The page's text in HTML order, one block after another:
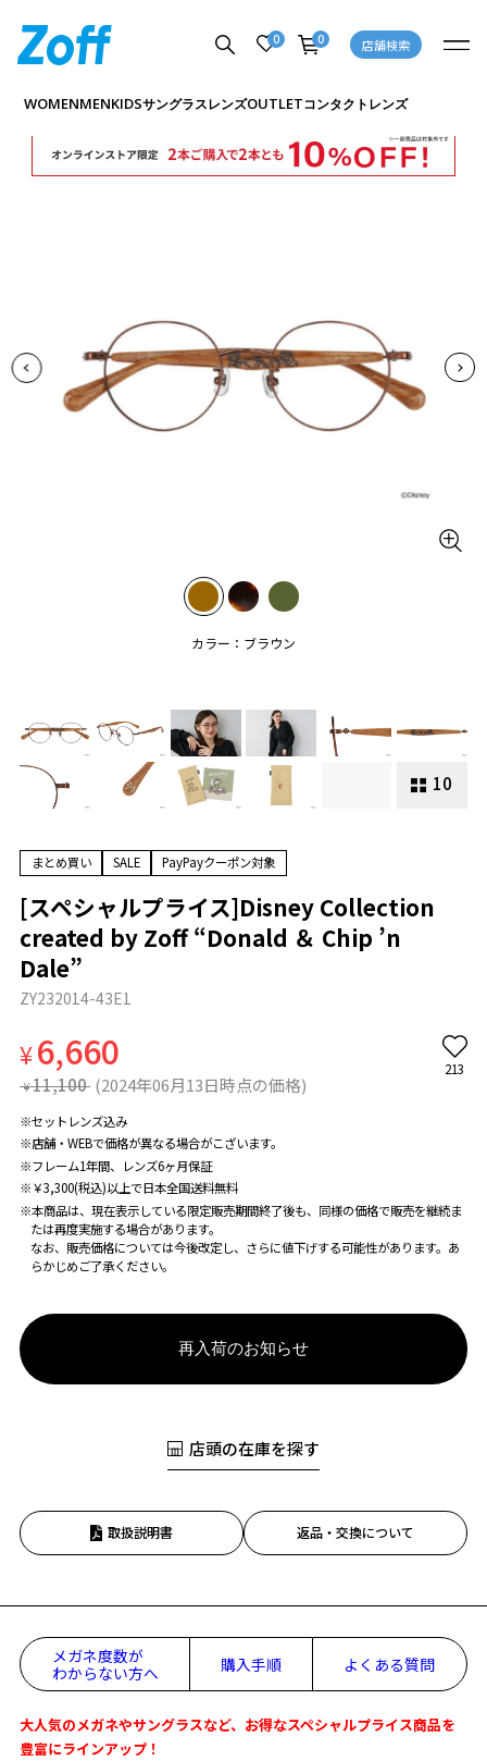
0 0 店舗検索
WOMENMENKIDSサングラスレンズOUTLETコンタクトレンズ
カラー：ブラウン
10
商品詳細ページへ
まとめ買い SALE PayPayクーポン対象
[スペシャルプライス]Disney Collection
created by Zoff “Donald ＆ Chip ’n
Dale”
ZY232014-43E1
¥6,660
¥ 11,100 (2024年06月13日時点の価格)
213
※セットレンズ込み
※店舗・WEBで価格が異なる場合がこざいます。
※フレーム1年間、レンズ6ヶ月保証
※￥3,300(税込)以上で日本全国送料無料
※本商品は、現在表示している限定販売期間終了後も、同様の価格で販売を継続ま
たは再度実施する場合があります。
なお、販売価格については今後改定し、さらに値下げする可能性があります。あ
らかじめご了承ください。
再入荷のお知らせ
店頭の在庫を探す
取扱説明書 返品・交換について
メガネ度数が
わからない方へ
購入手順 よくある質問
大人気のメガネやサングラスなど、お得なスペシャルプライス商品を
豊富にラインアップ！